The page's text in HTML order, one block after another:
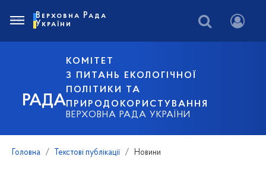
РАДА
КОМІТЕТ
З ПИТАНЬ ЕКОЛОГІЧНОЇ
ПОЛІТИКИ ТА
ПРИРОДОКОРИСТУВАННЯ
ВЕРХОВНА РАДА УКРАЇНИ
Верховна Рада
України
Головна Текстові публікації Новини